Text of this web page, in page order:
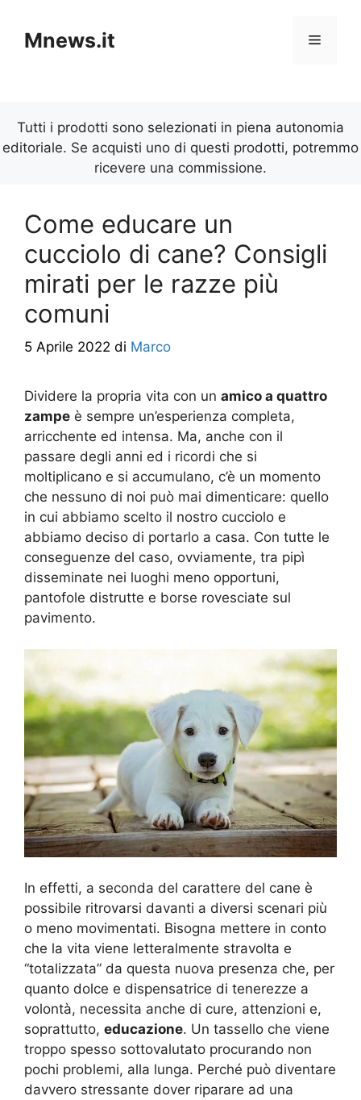
contenuto
Mnews.it Menu
Tutti i prodotti sono selezionati in piena autonomia
editoriale. Se acquisti uno di questi prodotti, potremmo
ricevere una commissione.
Come educare un
cucciolo di cane? Consigli
mirati per le razze più
comuni
5 Aprile 2022 di Marco
Dividere la propria vita con un amico a quattro
zampe è sempre un’esperienza completa,
arricchente ed intensa. Ma, anche con il
passare degli anni ed i ricordi che si
moltiplicano e si accumulano, c’è un momento
che nessuno di noi può mai dimenticare: quello
in cui abbiamo scelto il nostro cucciolo e
abbiamo deciso di portarlo a casa. Con tutte le
conseguenze del caso, ovviamente, tra pipì
disseminate nei luoghi meno opportuni,
pantofole distrutte e borse rovesciate sul
pavimento.
In effetti, a seconda del carattere del cane è
possibile ritrovarsi davanti a diversi scenari più
o meno movimentati. Bisogna mettere in conto
che la vita viene letteralmente stravolta e
“totalizzata” da questa nuova presenza che, per
quanto dolce e dispensatrice di tenerezze a
volontà, necessita anche di cure, attenzioni e,
soprattutto, educazione. Un tassello che viene
troppo spesso sottovalutato procurando non
pochi problemi, alla lunga. Perché può diventare
davvero stressante dover riparare ad una